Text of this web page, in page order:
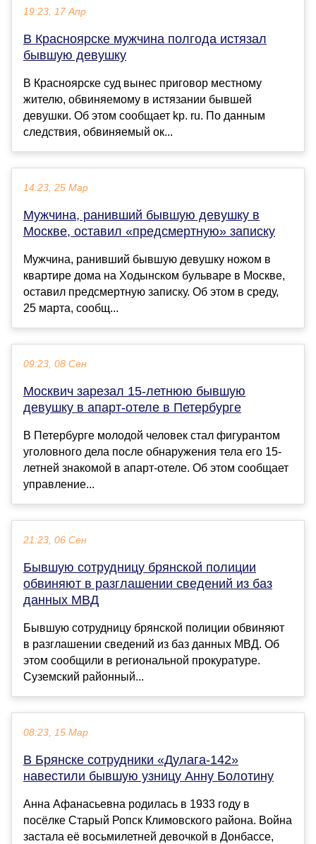
19:23, 17 Апр
В Красноярске мужчина полгода истязал
бывшую девушку
В Красноярске суд вынес приговор местному
жителю, обвиняемому в истязании бывшей
девушки. Об этом сообщает kp. ru. По данным
следствия, обвиняемый ок...
14:23, 25 Мар
Мужчина, ранивший бывшую девушку в
Москве, оставил «предсмертную» записку
Мужчина, ранивший бывшую девушку ножом в
квартире дома на Ходынском бульваре в Москве,
оставил предсмертную записку. Об этом в среду,
25 марта, сообщ...
09:23, 08 Сен
Москвич зарезал 15-летнюю бывшую
девушку в апарт-отеле в Петербурге
В Петербурге молодой человек стал фигурантом
уголовного дела после обнаружения тела его 15-
летней знакомой в апарт-отеле. Об этом сообщает
управление...
21:23, 06 Сен
Бывшую сотрудницу брянской полиции
обвиняют в разглашении сведений из баз
данных МВД
Бывшую сотрудницу брянской полиции обвиняют
в разглашении сведений из баз данных МВД. Об
этом сообщили в региональной прокуратуре.
Суземский районный...
08:23, 15 Мар
В Брянске сотрудники «Дулага-142»
навестили бывшую узницу Анну Болотину
Анна Афанасьевна родилась в 1933 году в
посёлке Старый Ропск Климовского района. Война
застала её восьмилетней девочкой в Донбассе,